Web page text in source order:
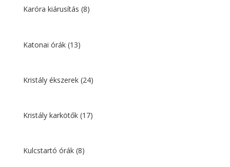
Karóra kiárusítás (8)
Katonai órák (13)
Kristály ékszerek (24)
Kristály karkötők (17)
Kulcstartó órák (8)